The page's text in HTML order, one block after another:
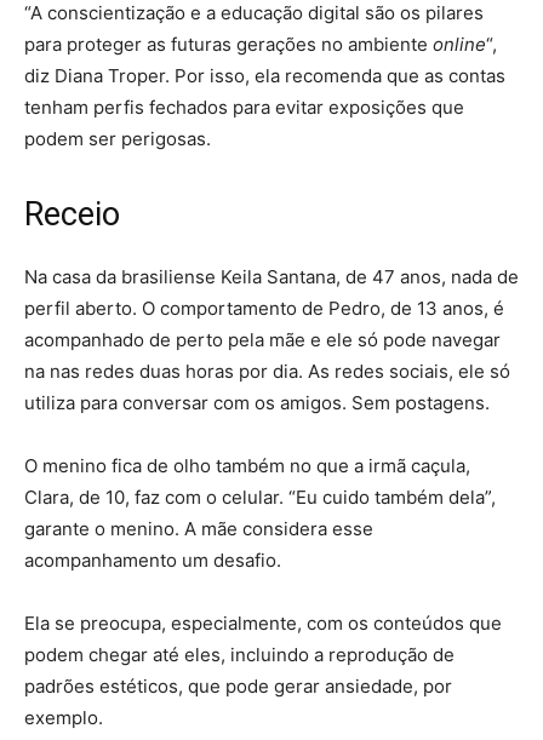
“A conscientização e a educação digital são os pilares
para proteger as futuras gerações no ambiente online“,
diz Diana Troper. Por isso, ela recomenda que as contas
tenham perfis fechados para evitar exposições que
podem ser perigosas.
Receio
Na casa da brasiliense Keila Santana, de 47 anos, nada de
perfil aberto. O comportamento de Pedro, de 13 anos, é
acompanhado de perto pela mãe e ele só pode navegar
na nas redes duas horas por dia. As redes sociais, ele só
utiliza para conversar com os amigos. Sem postagens.
O menino fica de olho também no que a irmã caçula,
Clara, de 10, faz com o celular. “Eu cuido também dela”,
garante o menino. A mãe considera esse
acompanhamento um desafio.
Ela se preocupa, especialmente, com os conteúdos que
podem chegar até eles, incluindo a reprodução de
padrões estéticos, que pode gerar ansiedade, por
exemplo.